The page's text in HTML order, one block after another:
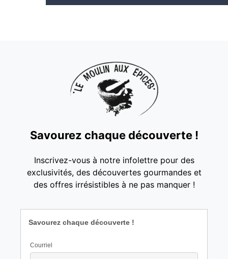
Savourez chaque découverte !
Inscrivez-vous à notre infolettre pour des
exclusivités, des découvertes gourmandes et
des offres irrésistibles à ne pas manquer !
Savourez chaque découverte !
Courriel